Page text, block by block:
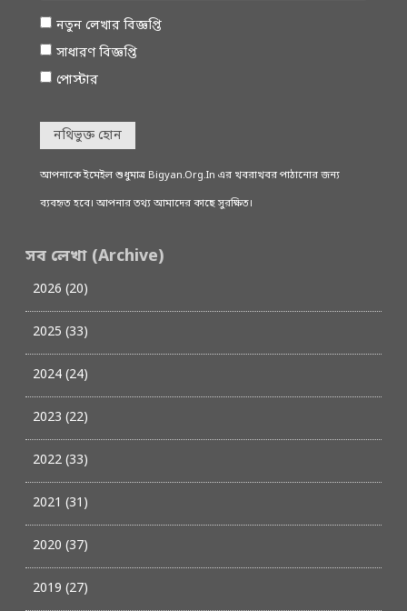
নতুন লেখার বিজ্ঞপ্তি
সাধারণ বিজ্ঞপ্তি
পোস্টার
নথিভুক্ত হোন
আপনাকে ইমেইল শুধুমাত্র Bigyan.Org.In এর খবরাখবর পাঠানোর জন্য
ব্যবহৃত হবে। আপনার তথ্য আমাদের কাছে সুরক্ষিত।
সব লেখা (Archive)
2026 (20)
2025 (33)
2024 (24)
2023 (22)
2022 (33)
2021 (31)
2020 (37)
2019 (27)